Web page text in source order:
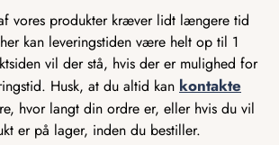
vores produkter kræver lidt længere tid
kan leveringstiden være helt op til 1
vil der stå, hvis der er mulighed for
Husk, at du altid kan kontakte
hvor langt din ordre er, eller hvis du vil
er på lager, inden du bestiller.